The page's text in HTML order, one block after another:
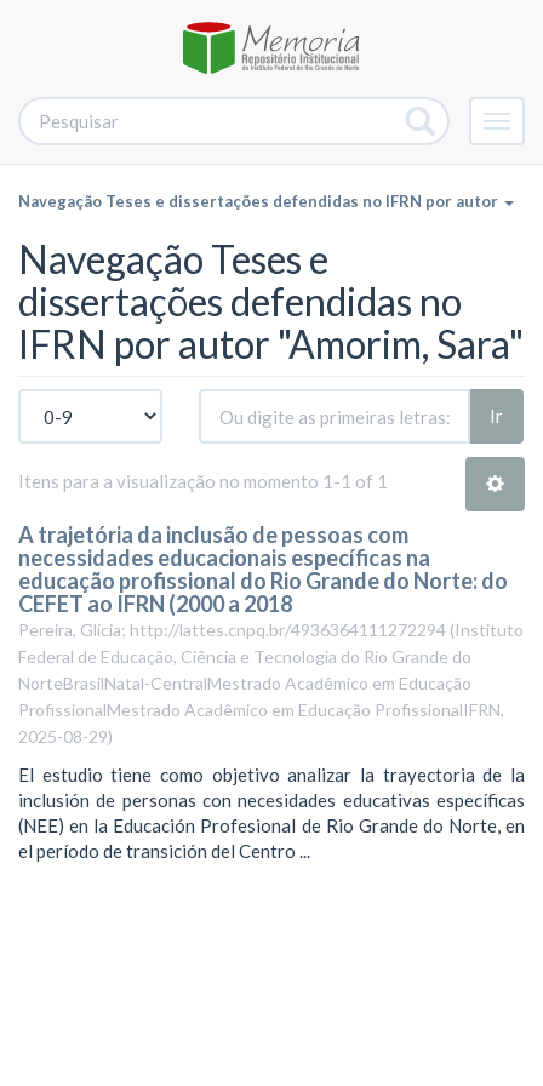
Navegação Teses e dissertações defendidas no IFRN por autor
Navegação Teses e
dissertações defendidas no
IFRN por autor "Amorim, Sara"
Ir
Itens para a visualização no momento 1-1 of 1
A trajetória da inclusão de pessoas com
necessidades educacionais específicas na
educação profissional do Rio Grande do Norte: do
CEFET ao IFRN (2000 a 2018
Pereira, Glícia; http://lattes.cnpq.br/4936364111272294 (Instituto
Federal de Educação, Ciência e Tecnologia do Rio Grande do
NorteBrasilNatal-CentralMestrado Acadêmico em Educação
ProfissionalMestrado Acadêmico em Educação ProfissionalIFRN,
2025-08-29)
El estudio tiene como objetivo analizar la trayectoria de la
inclusión de personas con necesidades educativas específicas
(NEE) en la Educación Profesional de Rio Grande do Norte, en
el período de transición del Centro ...